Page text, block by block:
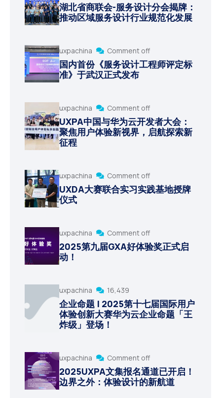
湖北省商联会-服务设计分会揭牌：
推动区域服务设计行业规范化发展
uxpachina Comment off
国内首份《服务设计工程师评定标
准》于武汉正式发布
uxpachina Comment off
UXPA中国与华为云开发者大会：
聚焦用户体验新视界，启航探索新
征程
uxpachina Comment off
UXDA大赛联合实习实践基地授牌
仪式
uxpachina Comment off
2025第九届GXA好体验奖正式启
动！
uxpachina 16,439
企业命题 | 2025第十七届国际用户
体验创新大赛华为云企业命题「王
炸级」登场！
uxpachina Comment off
2025UXPA文集报名通道已开启！
边界之外：体验设计的新航道